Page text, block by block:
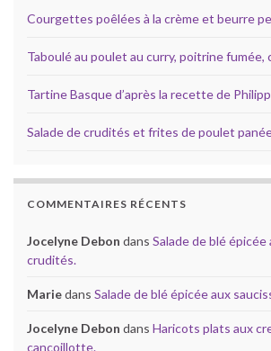
Courgettes poêlées à la crème et beurre
Taboulé au poulet au curry, poitrine fumée,
Tartine Basque d’après la recette de
Salade de crudités et frites de poulet
COMMENTAIRES RÉCENTS
Jocelyne Debon dans Salade de blé
crudités.
Mariedans Salade de blé épicée aux
Jocelyne Debon dans Haricots plats aux
cancoillotte.